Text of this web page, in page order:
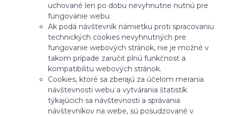
uchované len po dobu nevyhnutne nutnú pre
fungovanie webu.
Ak podá návštevník námietku proti spracovaniu
technických cookies nevyhnutných pre
fungovanie webových stránok, nie je možné v
takom prípade zaručiť plnú funkčnosť a
kompatibilitu webových stránok.
Cookies, ktoré sa zberajú za účelom merania
návštevnosti webu a vytvárania štatistík
týkajúcich sa návštevnosti a správania
návštevníkov na webe, sú posudzované v